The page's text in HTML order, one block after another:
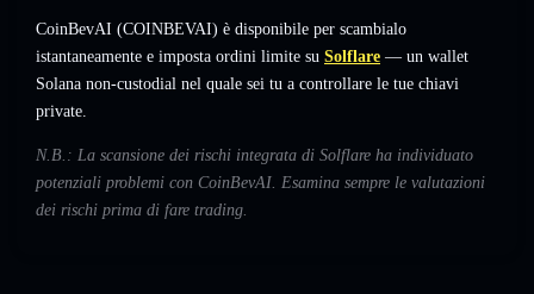
CoinBevAI (COINBEVAI) è disponibile per scambialo
istantaneamente e imposta ordini limite su Solflare — un wallet
Solana non-custodial nel quale sei tu a controllare le tue chiavi
private.
N.B.: La scansione dei rischi integrata di Solflare ha individuato
potenziali problemi con CoinBevAI. Esamina sempre le valutazioni
dei rischi prima di fare trading.